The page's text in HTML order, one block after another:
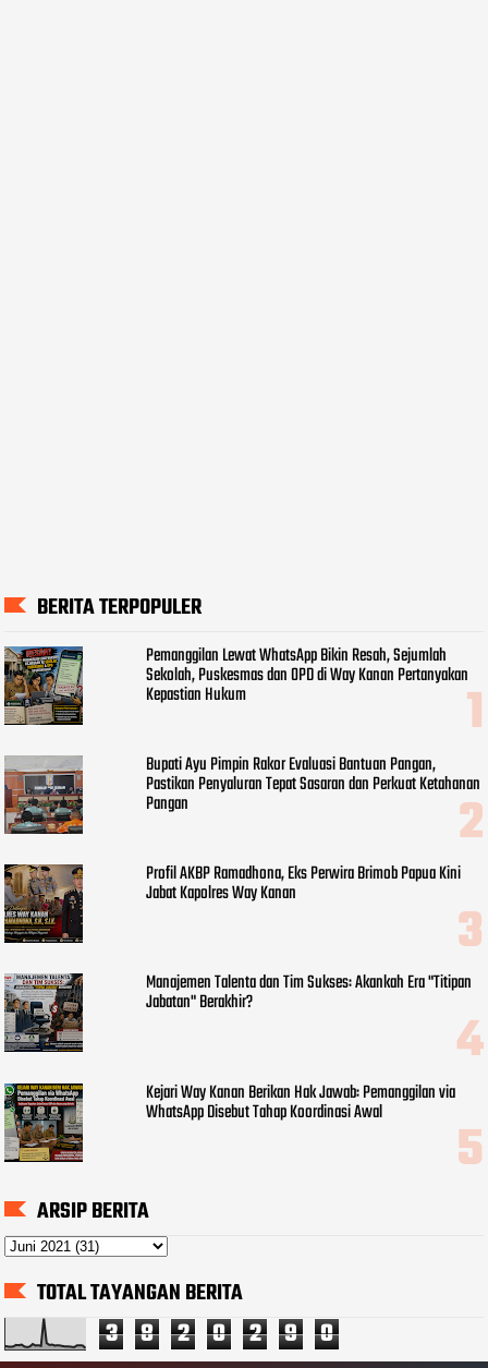
BERITA TERPOPULER
Pemanggilan Lewat WhatsApp Bikin Resah, Sejumlah
Sekolah, Puskesmas dan OPD di Way Kanan Pertanyakan
Kepastian Hukum
Bupati Ayu Pimpin Rakor Evaluasi Bantuan Pangan,
Pastikan Penyaluran Tepat Sasaran dan Perkuat Ketahanan
Pangan
Profil AKBP Ramadhona, Eks Perwira Brimob Papua Kini
Jabat Kapolres Way Kanan
Manajemen Talenta dan Tim Sukses: Akankah Era "Titipan
Jabatan" Berakhir?
Kejari Way Kanan Berikan Hak Jawab: Pemanggilan via
WhatsApp Disebut Tahap Koordinasi Awal
ARSIP BERITA
TOTAL TAYANGAN BERITA
3 8 2 0 2 9 0